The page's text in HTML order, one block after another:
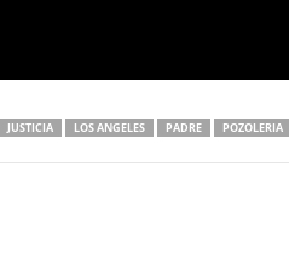
JUSTICIA LOS ANGELES PADRE POZOLERIA